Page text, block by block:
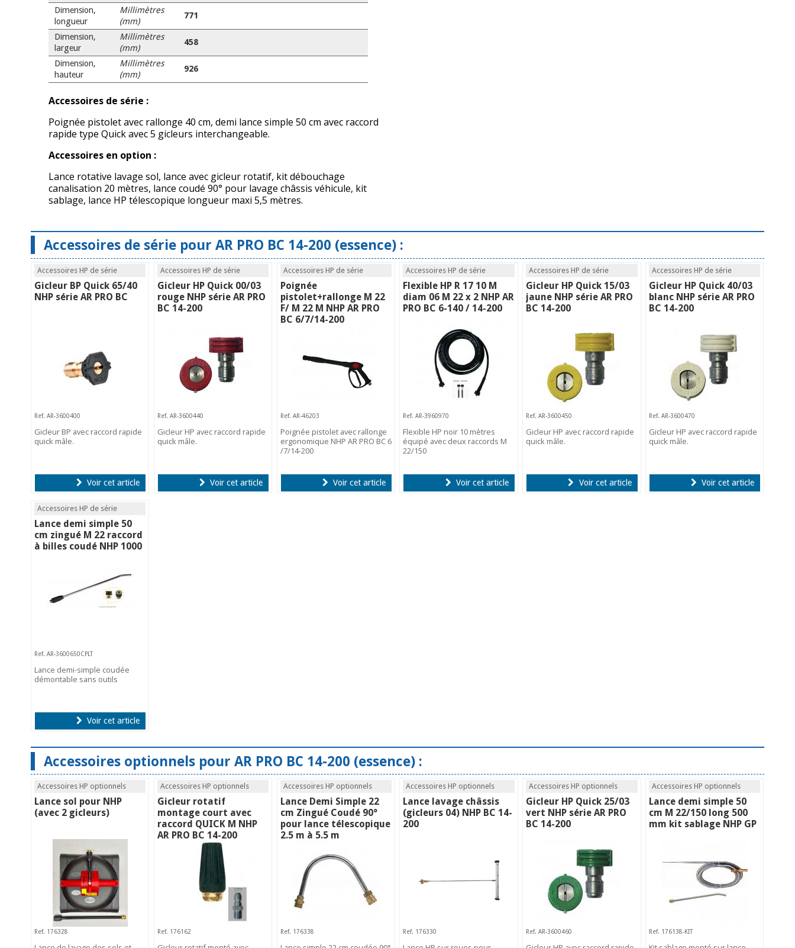
Dimension,
longueur
Millimètres
(mm)
771
Dimension,
largeur
Millimètres
(mm)
458
Dimension,
hauteur
Millimètres
(mm)
926
Accessoires de série :
Poignée pistolet avec rallonge 40 cm, demi lance simple 50 cm avec raccord
rapide type Quick avec 5 gicleurs interchangeable.
Accessoires en option :
Lance rotative lavage sol, lance avec gicleur rotatif, kit débouchage
canalisation 20 mètres, lance coudé 90° pour lavage châssis véhicule, kit
sablage, lance HP télescopique longueur maxi 5,5 mètres.
Accessoires de série pour AR PRO BC 14-200 (essence) :
Accessoires HP de série
Gicleur BP Quick 65/40
NHP série AR PRO BC
Ref. AR-3600400
Gicleur BP avec raccord rapide
quick mâle.
Voir cet article
Accessoires HP de série
Gicleur HP Quick 00/03
rouge NHP série AR PRO
BC 14-200
Ref. AR-3600440
Gicleur HP avec raccord rapide
quick mâle.
Voir cet article
Accessoires HP de série
Poignée
pistolet+rallonge M 22
F/ M 22 M NHP AR PRO
BC 6/7/14-200
Ref. AR-46203
Poignée pistolet avec rallonge
ergonomique NHP AR PRO BC 6
/7/14-200
Voir cet article
Accessoires HP de série
Flexible HP R 17 10 M
diam 06 M 22 x 2 NHP AR
PRO BC 6-140 / 14-200
Ref. AR-3960970
Flexible HP noir 10 mètres
équipé avec deux raccords M
22/150
Voir cet article
Accessoires HP de série
Gicleur HP Quick 15/03
jaune NHP série AR PRO
BC 14-200
Ref. AR-3600450
Gicleur HP avec raccord rapide
quick mâle.
Voir cet article
Accessoires HP de série
Gicleur HP Quick 40/03
blanc NHP série AR PRO
BC 14-200
Ref. AR-3600470
Gicleur HP avec raccord rapide
quick mâle.
Voir cet article
Accessoires HP de série
Lance demi simple 50
cm zingué M 22 raccord
à billes coudé NHP 1000
Ref. AR-3600650CPLT
Lance demi-simple coudée
démontable sans outils
Voir cet article
Accessoires optionnels pour AR PRO BC 14-200 (essence) :
Accessoires HP optionnels
Lance sol pour NHP
(avec 2 gicleurs)
Ref. 176328
Accessoires HP optionnels
Gicleur rotatif
montage court avec
raccord QUICK M NHP
AR PRO BC 14-200
Ref. 176162
Accessoires HP optionnels
Lance Demi Simple 22
cm Zingué Coudé 90°
pour lance télescopique
2.5 m à 5.5 m
Ref. 176338
Accessoires HP optionnels
Lance lavage châssis
(gicleurs 04) NHP BC 14-
200
Ref. 176330
Accessoires HP optionnels
Gicleur HP Quick 25/03
vert NHP série AR PRO
BC 14-200
Ref. AR-3600460
Accessoires HP optionnels
Lance demi simple 50
cm M 22/150 long 500
mm kit sablage NHP GP
Ref. 176138-KIT